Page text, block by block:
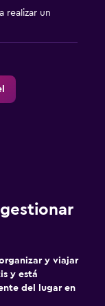
realizar un
y viajar
y está
del lugar en